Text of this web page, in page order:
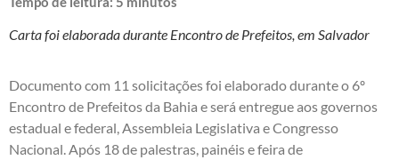
Carta foi elaborada durante Encontro de Prefeitos, em Salvador
Documento com 11 solicitações foi elaborado durante o 6º
Encontro de Prefeitos da Bahia e será entregue aos governos
estadual e federal, Assembleia Legislativa e Congresso
Nacional. Após 18 de palestras, painéis e feira de